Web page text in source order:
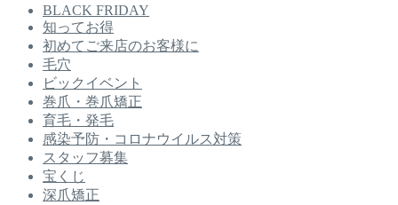
BLACK FRIDAY
知ってお得
初めてご来店のお客様に
毛穴
ビックイベント
巻爪・巻爪矯正
育毛・発毛
感染予防・コロナウイルス対策
スタッフ募集
宝くじ
深爪矯正